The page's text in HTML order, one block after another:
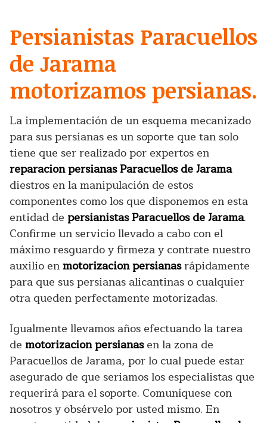
Persianistas Paracuellos
de Jarama
motorizamos persianas.
La implementación de un esquema mecanizado
para sus persianas es un soporte que tan solo
tiene que ser realizado por expertos en
reparacion persianas Paracuellos de Jarama
diestros en la manipulación de estos
componentes como los que disponemos en esta
entidad de persianistas Paracuellos de Jarama.
Confirme un servicio llevado a cabo con el
máximo resguardo y firmeza y contrate nuestro
auxilio enmotorizacion persianasrápidamente
para que sus persianas alicantinas o cualquier
otra queden perfectamente motorizadas.
Igualmente llevamos años efectuando la tarea
de motorizacion persianasen la zona de
Paracuellos de Jarama, por lo cual puede estar
asegurado de que seriamos los especialistas que
requerirá para el soporte. Comuníquese con
nosotros y obsérvelo por usted mismo. En